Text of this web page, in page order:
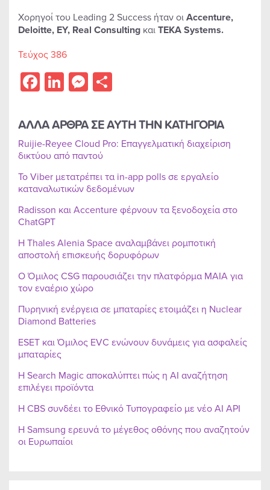
Χορηγοί του Leading 2 Success ήταν οιAccenture,
Deloitte, EY, Real Consulting καιTΕΚΑSystems.
Τεύχος 386
Facebook
LinkedIn
Messenger
ΑΛΛΑ ΑΡΘΡΑ ΣΕ ΑΥΤΗ ΤΗΝ ΚΑΤΗΓΟΡΙΑ
Ruijie-Reyee Cloud Pro: Επαγγελματική διαχείριση
δικτύου από παντού
Το Viber μετατρέπει τα in-app polls σε εργαλείο
καταναλωτικών δεδομένων
Radisson και Accenture φέρνουν τα ξενοδοχεία στο
ChatGPT
Η Thales Alenia Space αναλαμβάνει ρομποτική
αποστολή επισκευής δορυφόρων
Ο Όμιλος CSG παρουσιάζει την πλατφόρμα MAIA για
τον εναέριο χώρο
Πυρηνική ενέργεια σε μπαταρίες ετοιμάζει η Nuclear
Diamond Batteries
ESET και Όμιλος EVC ενώνουν δυνάμεις για ασφαλείς
μπαταρίες
Η Search Magic αποκαλύπτει πώς η AI αναζήτηση
επιλέγει προϊόντα
Η CBS συνδέει το Εθνικό Τυπογραφείο με νέο AI API
Η Samsung ερευνά το μέγεθος οθόνης που αναζητούν
οι Ευρωπαίοι